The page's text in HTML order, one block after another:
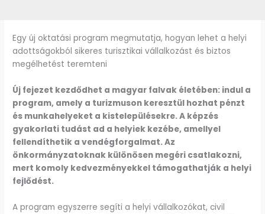
Egy új oktatási program megmutatja, hogyan lehet a helyi
adottságokból sikeres turisztikai vállalkozást és biztos
megélhetést teremteni
Új fejezet kezdődhet a magyar falvak életében: indul a
program, amely a turizmuson keresztül hozhat pénzt
és munkahelyeket a kistelepülésekre. A képzés
gyakorlati tudást ad a helyiek kezébe, amellyel
fellendíthetik a vendégforgalmat. Az
önkormányzatoknak különösen megéri csatlakozni,
mert komoly kedvezményekkel támogathatják a helyi
fejlődést.
A program egyszerre segíti a helyi vállalkozókat, civil